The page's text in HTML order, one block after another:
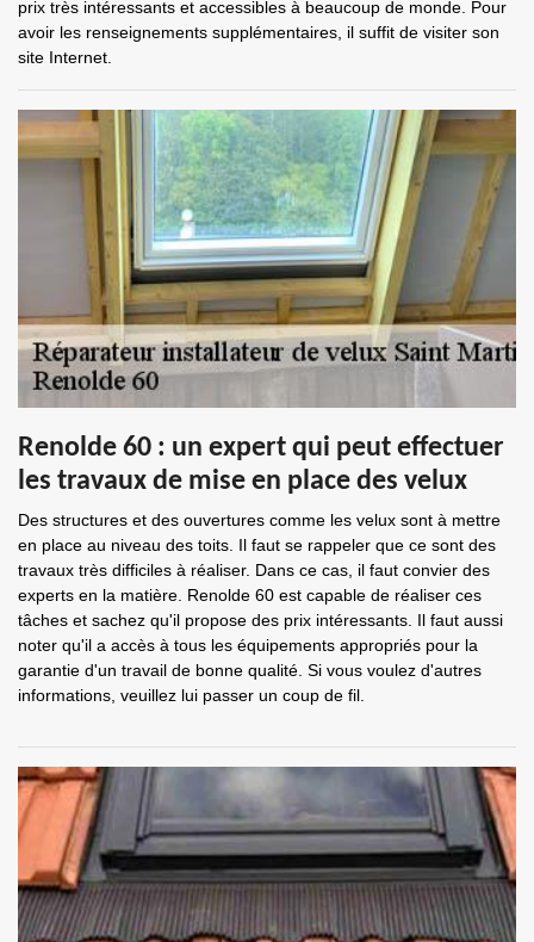
prix très intéressants et accessibles à beaucoup de monde. Pour
avoir les renseignements supplémentaires, il suffit de visiter son
site Internet.
Renolde 60 : un expert qui peut effectuer
les travaux de mise en place des velux
Des structures et des ouvertures comme les velux sont à mettre
en place au niveau des toits. Il faut se rappeler que ce sont des
travaux très difficiles à réaliser. Dans ce cas, il faut convier des
experts en la matière. Renolde 60 est capable de réaliser ces
tâches et sachez qu'il propose des prix intéressants. Il faut aussi
noter qu'il a accès à tous les équipements appropriés pour la
garantie d'un travail de bonne qualité. Si vous voulez d'autres
informations, veuillez lui passer un coup de fil.